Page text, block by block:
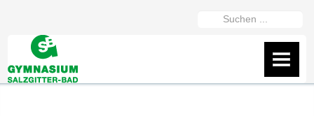
rezept/https://gymszbad.de/elvanse-
Suchen
AKTUELLES
IServ